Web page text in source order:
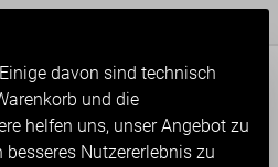
davon sind technisch
und die
helfen uns, unser Angebot zu
Nutzererlebnis zu